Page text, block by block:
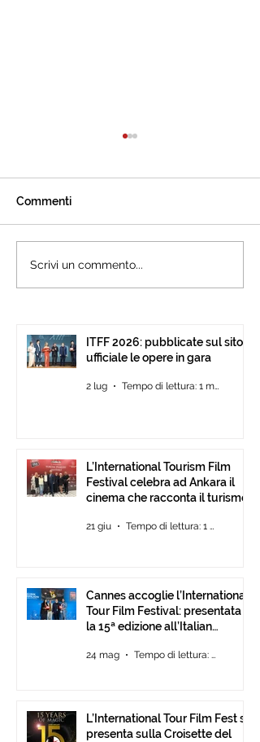
L’International Tourism
Film Festival celebra ad
Commenti
Scrivi un commento...
ITFF 2026: pubblicate sul sito
ufficiale le opere in gara
2 lug Tempo di lettura: 1 min
L’International Tourism Film
Festival celebra ad Ankara il
cinema che racconta il turismo.
21 giu Tempo di lettura: 1 min
Cannes accoglie l’International
Tour Film Festival: presentata
la 15ª edizione all’Italian
24 mag Tempo di lettura: 2 min
L’International Tour Film Fest si
presenta sulla Croisette del